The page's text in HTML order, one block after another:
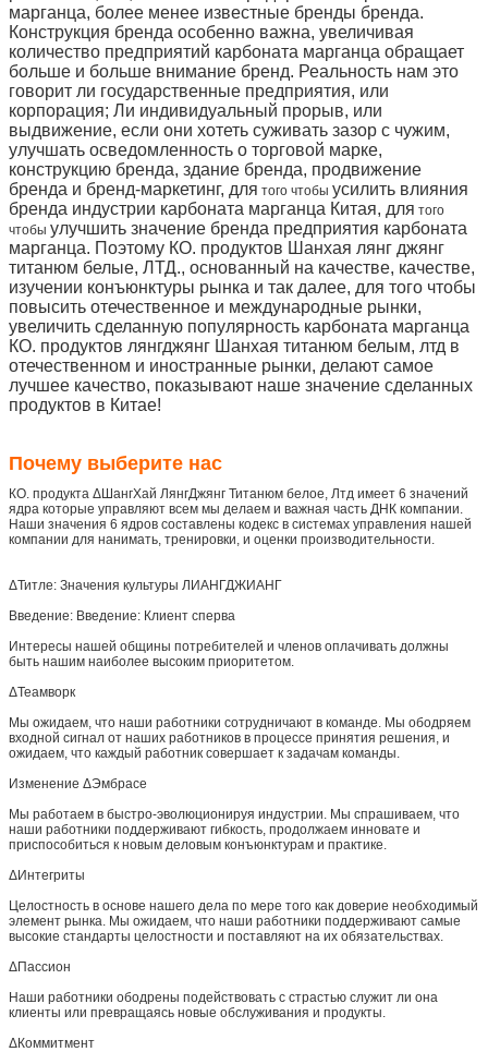
марганца, более менее известные бренды бренда.
Конструкция бренда особенно важна, увеличивая
количество предприятий карбоната марганца обращает
больше и больше внимание бренд. Реальность нам это
говорит ли государственные предприятия, или
корпорация; Ли индивидуальный прорыв, или
выдвижение, если они хотеть суживать зазор с чужим,
улучшать осведомленность о торговой марке,
конструкцию бренда, здание бренда, продвижение
бренда и бренд-маркетинг, для того чтобы усилить влияния
бренда индустрии карбоната марганца Китая, для того
чтобы улучшить значение бренда предприятия карбоната
марганца. Поэтому КО. продуктов Шанхая лянг джянг
титанюм белые, ЛТД., основанный на качестве, качестве,
изучении конъюнктуры рынка и так далее, для того чтобы
повысить отечественное и международные рынки,
увеличить сделанную популярность карбоната марганца
КО. продуктов лянгджянг Шанхая титанюм белым, лтд в
отечественном и иностранные рынки, делают самое
лучшее качество, показывают наше значение сделанных
продуктов в Китае!
Почему выберите нас
КО. продукта ΔШангХай ЛянгДжянг Титанюм белое, Лтд имеет 6 значений
ядра которые управляют всем мы делаем и важная часть ДНК компании.
Наши значения 6 ядров составлены кодекс в системах управления нашей
компании для нанимать, тренировки, и оценки производительности.
ΔТитле: Значения культуры ЛИАНГДЖИАНГ
Введение: Введение: Клиент сперва
Интересы нашей общины потребителей и членов оплачивать должны
быть нашим наиболее высоким приоритетом.
ΔТеамворк
Мы ожидаем, что наши работники сотрудничают в команде. Мы ободряем
входной сигнал от наших работников в процессе принятия решения, и
ожидаем, что каждый работник совершает к задачам команды.
Изменение ΔЭмбрасе
Мы работаем в быстро-эволюционируя индустрии. Мы спрашиваем, что
наши работники поддерживают гибкость, продолжаем инновате и
приспособиться к новым деловым конъюнктурам и практике.
ΔИнтегриты
Целостность в основе нашего дела по мере того как доверие необходимый
элемент рынка. Мы ожидаем, что наши работники поддерживают самые
высокие стандарты целостности и поставляют на их обязательствах.
ΔПассион
Наши работники ободрены подействовать с страстью служит ли она
клиенты или превращаясь новые обслуживания и продукты.
ΔКоммитмент